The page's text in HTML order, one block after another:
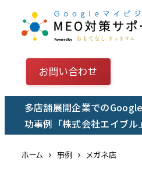
テ
お問い合わせ
多店舗展開企業での
功事例「株式会社エイブ
ホーム 事例 メガネ店